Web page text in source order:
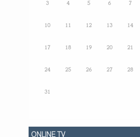
3 4 5 6 7
10 11 12 13 14
17 18 19 20 21
24 25 26 27 28
31
ONLINE TV